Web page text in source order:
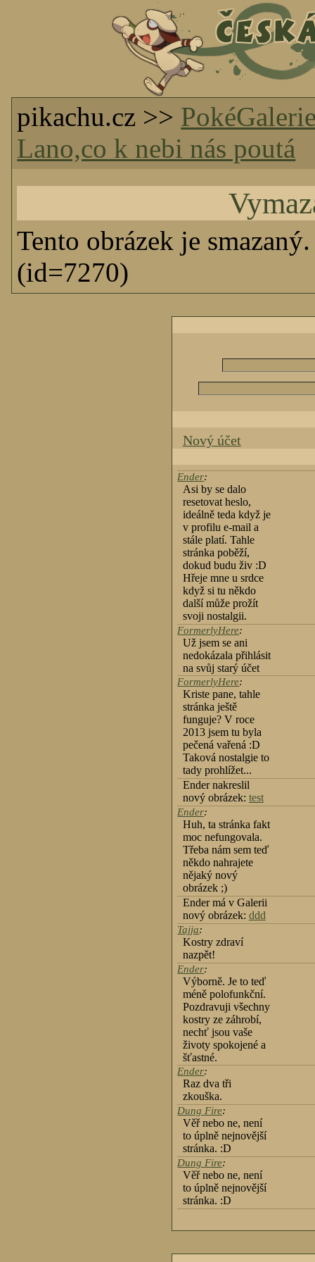
pikachu.cz >>
Lano,co k nebi nás poutá
Tento obrázek je smazaný.
(id=7270)
Nový účet
Ender:
Asi by se dalo
resetovat heslo,
ideálně teda když je
v profilu e-mail a
stále platí. Tahle
stránka poběží,
dokud budu živ :D
Hřeje mne u srdce
když si tu někdo
další může prožít
svoji nostalgii.
FormerlyHere:
Už jsem se ani
nedokázala přihlásit
na svůj starý účet
FormerlyHere:
Kriste pane, tahle
stránka ještě
funguje? V roce
2013 jsem tu byla
pečená vařená :D
Taková nostalgie to
tady prohlížet...
Ender nakreslil
nový obrázek: test
Ender:
Huh, ta stránka fakt
moc nefungovala.
Třeba nám sem teď
někdo nahrajete
nějaký nový
obrázek ;)
Ender má v Galerii
nový obrázek: ddd
Tajja:
Kostry zdraví
nazpět!
Ender:
Výborně. Je to teď
méně polofunkční.
Pozdravuji všechny
kostry ze záhrobí,
nechť jsou vaše
životy spokojené a
šťastné.
Ender:
Raz dva tři
zkouška.
Dung Fire:
Věř nebo ne, není
to úplně nejnovější
stránka. :D
Dung Fire:
Věř nebo ne, není
to úplně nejnovější
stránka. :D